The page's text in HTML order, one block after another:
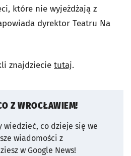
które nie wyjeżdżają z
dyrektor Teatru Na
znajdziecie tutaj.
Z WROCŁAWIEM!
wiedzieć, co dzieje się we
wiadomości z
w Google News!